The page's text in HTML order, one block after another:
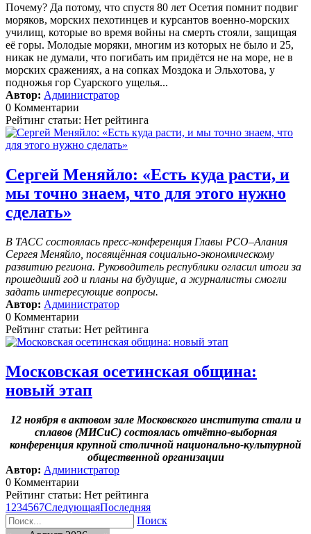
Почему? Да потому, что спустя 80 лет Осетия помнит подвиг
моряков, морских пехотинцев и курсантов военно-морских
училищ, которые во время войны на смерть стояли, защищая
её горы. Молодые моряки, многим из которых не было и 25,
никак не думали, что погибать им придётся не на море, не в
морских сражениях, а на сопках Моздока и Эльхотова, у
подножья гор Суарского ущелья...
Автор: Администратор
0 Комментарии
Рейтинг статьи: Нет рейтинга
Сергей Меняйло: «Есть куда расти, и
мы точно знаем, что для этого нужно
сделать»
В ТАСС состоялась пресс-конференция Главы РСО–Алания
Сергея Меняйло, посвящённая социально-экономическому
развитию региона. Руководитель республики огласил итоги за
прошедший год и планы на будущие, а журналисты смогли
задать интересующие вопросы.
Автор: Администратор
0 Комментарии
Рейтинг статьи: Нет рейтинга
Московская осетинская община:
новый этап
12 ноября в актовом зале Московского института стали и
сплавов (МИСиС) состоялась отчётно-выборная
конференция крупной столичной национально-культурной
общественной организации
Автор: Администратор
0 Комментарии
Рейтинг статьи: Нет рейтинга
1 234567СледующаяПоследняя
Поиск